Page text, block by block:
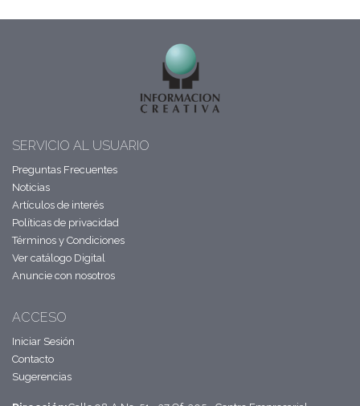
SERVICIO AL USUARIO
Preguntas Frecuentes
Noticias
Artículos de interés
Políticas de privacidad
Términos y Condiciones
Ver catálogo Digital
Anuncie con nosotros
ACCESO
Iniciar Sesión
Contacto
Sugerencias